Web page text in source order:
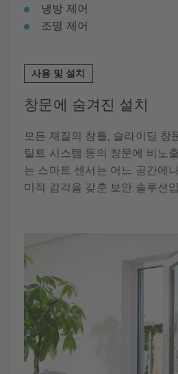
냉방 제어
조명 제어
사용 및 설치
창문에 숨겨진 설치
모든 재질의 창틀, 슬라이딩 창
틸트 시스템 등의 창문에 비노
는 스마트 센서는 어느 공간에
미적 감각을 갖춘 보안 솔루션